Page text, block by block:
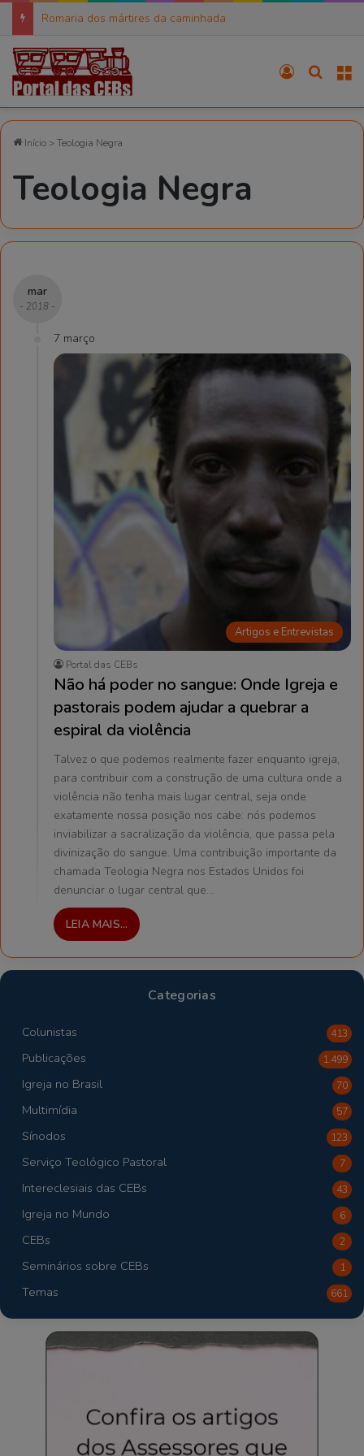
Romaria dos mártires da caminhada
Entrar
Início >Teologia Negra
Teologia Negra
mar
- 2018 -
7 março
Artigos e Entrevistas
Portal das CEBs
Não há poder no sangue: Onde Igreja e
pastorais podem ajudar a quebrar a
espiral da violência
Talvez o que podemos realmente fazer enquanto igreja,
para contribuir com a construção de uma cultura onde a
violência não tenha mais lugar central, seja onde
exatamente nossa posição nos cabe: nós podemos
inviabilizar a sacralização da violência, que passa pela
divinização do sangue. Uma contribuição importante da
chamada Teologia Negra nos Estados Unidos foi
denunciar o lugar central que…
LEIA MAIS...
Categorias
Colunistas 413
Publicações 1.499
Igreja no Brasil 70
Multimídia 57
Sínodos 123
Serviço Teológico Pastoral 7
Intereclesiais das CEBs 43
Igreja no Mundo 6
CEBs 2
Seminários sobre CEBs 1
Temas 661